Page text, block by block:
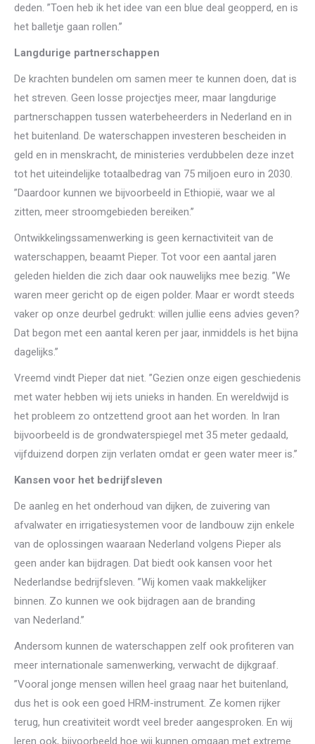
deden. ”Toen heb ik het idee van een blue deal geopperd, en is
het balletje gaan rollen.’’
Langdurige partnerschappen
De krachten bundelen om samen meer te kunnen doen, dat is
het streven. Geen losse projectjes meer, maar langdurige
partnerschappen tussen waterbeheerders in Nederland en in
het buitenland. De waterschappen investeren bescheiden in
geld en in menskracht, de ministeries verdubbelen deze inzet
tot het uiteindelijke totaalbedrag van 75 miljoen euro in 2030.
”Daardoor kunnen we bijvoorbeeld in Ethiopië, waar we al
zitten, meer stroomgebieden bereiken.’’
Ontwikkelingssamenwerking is geen kernactiviteit van de
waterschappen, beaamt Pieper. Tot voor een aantal jaren
geleden hielden die zich daar ook nauwelijks mee bezig. ”We
waren meer gericht op de eigen polder. Maar er wordt steeds
vaker op onze deurbel gedrukt: willen jullie eens advies geven?
Dat begon met een aantal keren per jaar, inmiddels is het bijna
dagelijks.’’
Vreemd vindt Pieper dat niet. ”Gezien onze eigen geschiedenis
met water hebben wij iets unieks in handen. En wereldwijd is
het probleem zo ontzettend groot aan het worden. In Iran
bijvoorbeeld is de grondwaterspiegel met 35 meter gedaald,
vijfduizend dorpen zijn verlaten omdat er geen water meer is.’’
Kansen voor het bedrijfsleven
De aanleg en het onderhoud van dijken, de zuivering van
afvalwater en irrigatiesystemen voor de landbouw zijn enkele
van de oplossingen waaraan Nederland volgens Pieper als
geen ander kan bijdragen. Dat biedt ook kansen voor het
Nederlandse bedrijfsleven. ”Wij komen vaak makkelijker
binnen. Zo kunnen we ook bijdragen aan de branding
van Nederland.’’
Andersom kunnen de waterschappen zelf ook profiteren van
meer internationale samenwerking, verwacht de dijkgraaf.
”Vooral jonge mensen willen heel graag naar het buitenland,
dus het is ook een goed HRM-instrument. Ze komen rijker
terug, hun creativiteit wordt veel breder aangesproken. En wij
leren ook, bijvoorbeeld hoe wij kunnen omgaan met extreme